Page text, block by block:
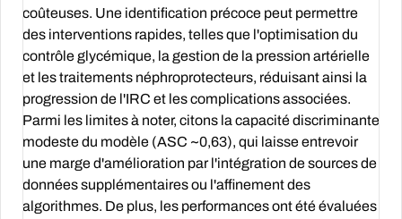
coûteuses. Une identification précoce peut permettre
des interventions rapides, telles que l'optimisation du
contrôle glycémique, la gestion de la pression artérielle
et les traitements néphroprotecteurs, réduisant ainsi la
progression de l'IRC et les complications associées.
Parmi les limites à noter, citons la capacité discriminante
modeste du modèle (ASC ~0,63), qui laisse entrevoir
une marge d'amélioration par l'intégration de sources de
données supplémentaires ou l'affinement des
algorithmes. De plus, les performances ont été évaluées